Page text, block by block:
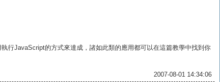
行JavaScript的方式來達成，諸如此類的應用都可以在這篇教學中找到你
2007-08-01 14:34:06